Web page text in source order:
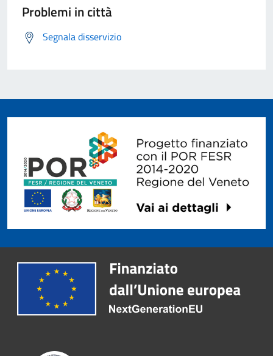
Problemi in città
Segnala disservizio